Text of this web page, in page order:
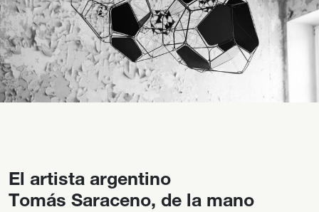
El artista argentino
Tomás Saraceno, de la mano